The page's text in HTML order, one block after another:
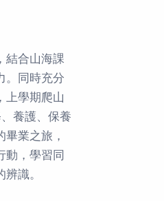
結合山海課
。同時充分
上學期爬山
養護、保養
業之旅，
動，學習同
識。